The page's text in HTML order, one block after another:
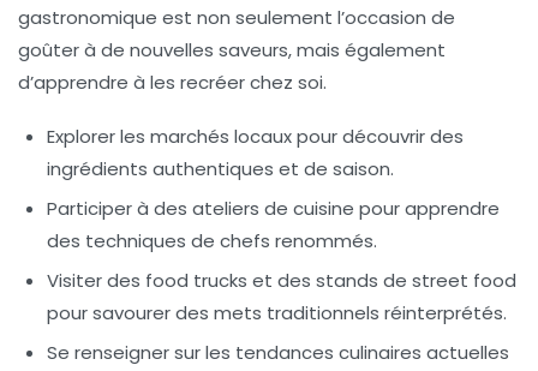
gastronomique est non seulement l’occasion de
goûter à de nouvelles saveurs, mais également
d’apprendre à les recréer chez soi.
Explorer les marchés locauxpour découvrir des
ingrédients authentiques et de saison.
Participer à des ateliers de cuisine pour apprendre
des techniques de chefs renommés.
Visiter des food trucks et des stands de street food
pour savourer des mets traditionnels réinterprétés.
Se renseigner sur les tendances culinaires actuelles